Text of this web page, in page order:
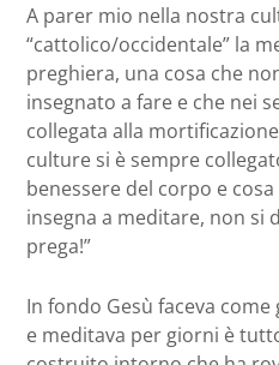
A parer mio nella nostra
“cattolico/occidentale” la
preghiera, una cosa che
insegnato a fare e che nei
collegata alla
culture si è sempre
benessere del corpo e
insegna a meditare, non si
prega!”
In fondo Gesù faceva
e meditava per giorni è